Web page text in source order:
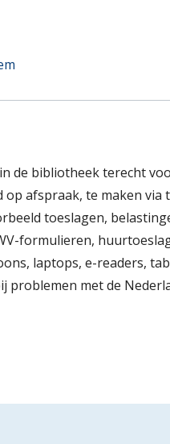
de bibliotheek terecht
op afspraak, te maken via
toeslagen,
formulieren,
laptops, e-readers,
problemen met de